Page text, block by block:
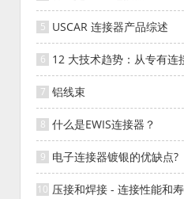
USCAR 连接器产品综述
12 大技术趋势：从专有连
器的演变
铝线束
什么是EWIS连接器？
电子连接器镀银的优缺点?
压接和焊接 - 连接性能和